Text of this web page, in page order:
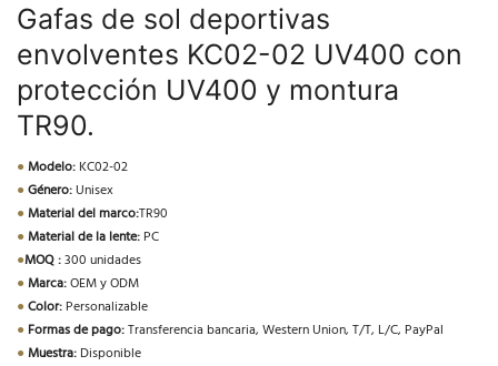
Gafas de sol deportivas
envolventes KC02-02 UV400 con
protección UV400 y montura
TR90.
●Modelo: KC02-02
●Género: Unisex
●Material del marco:TR90
●Material de la lente: PC
●MOQ :300 unidades
●Marca:OEM y ODM
●Color: Personalizable
● Formas de pago:Transferencia bancaria, Western Union, T/T, L/C, PayPal
●Muestra: Disponible